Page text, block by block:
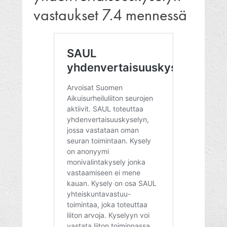
vastaukset 7.4 mennessä